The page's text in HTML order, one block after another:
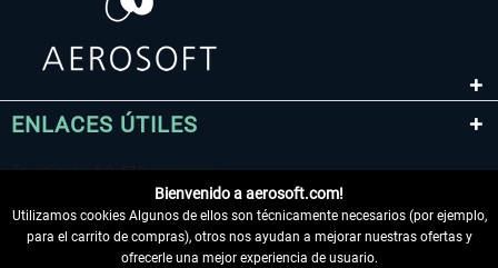
ENLACES ÚTILES
Bienvenido a aerosoft.com!
Utilizamos cookies Algunos de ellos son técnicamente necesarios (por ejemplo,
para el carrito de compras), otros nos ayudan a mejorar nuestras ofertas y
ofrecerle una mejor experiencia de usuario.